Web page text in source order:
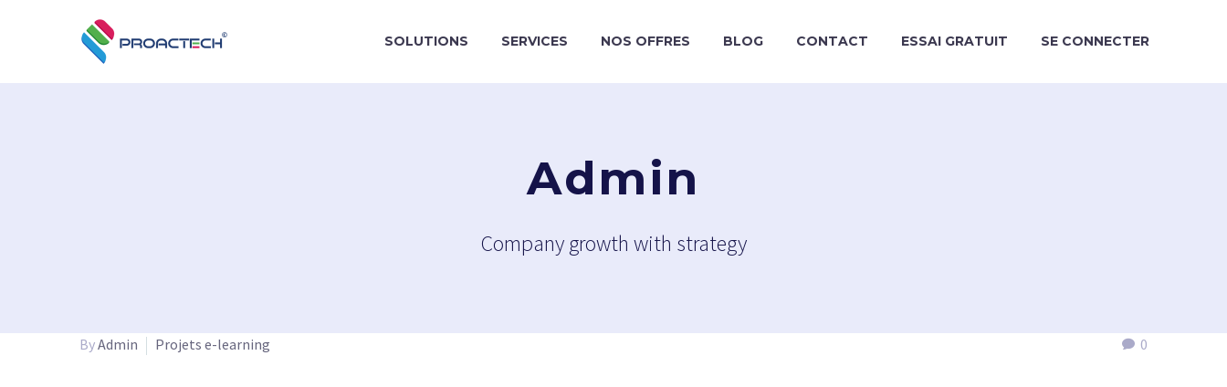
SOLUTIONS SERVICES NOS OFFRES BLOG CONTACT ESSAI GRATUIT SE CONNECTER
Admin
Company growth with strategy
0
ByAdmin Projets e-learning